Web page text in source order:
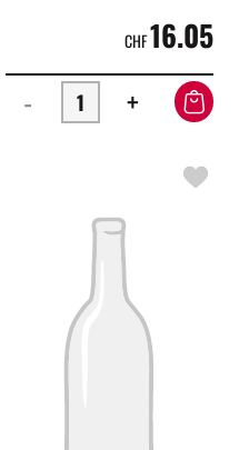
CHF16.05
-
+